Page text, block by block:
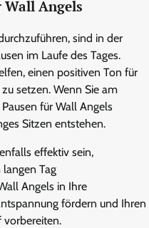
Wall Angels
sind in der
im Laufe des Tages.
einen positiven Ton für
setzen. Wenn Sie am
für Wall Angels
Sitzen entstehen.
effektiv sein,
Tag
Angels in Ihre
fördern und Ihren
vorbereiten.